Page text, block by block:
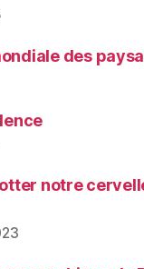
des
notre